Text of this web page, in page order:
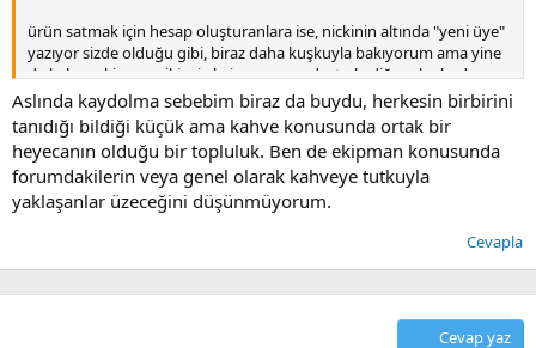
ürün satmak için hesap oluşturanlara ise, nickinin altında "yeni üye"
yazıyor sizde olduğu gibi, biraz daha kuşkuyla bakıyorum ama yine
de kahve ekipmanı ikinci el piysasasının da, tıpkı diğer alanlarda
olduğu gibi, çok daha güvenilir olduğunu düşünüyorum.
Aslında kaydolma sebebim biraz da buydu, herkesin birbirini
tanıdığı bildiği küçük ama kahve konusunda ortak bir
heyecanın olduğu bir topluluk. Ben de ekipman konusunda
forumdakilerin veya genel olarak kahveye tutkuyla
yaklaşanlar üzeceğini düşünmüyorum.
Cevapla
Cevap yaz